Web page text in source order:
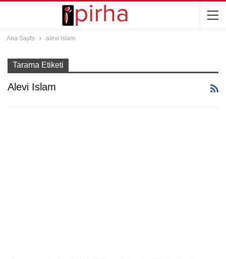
Ana Sayfa alevi islam
Tarama Etiketi
Alevi Islam